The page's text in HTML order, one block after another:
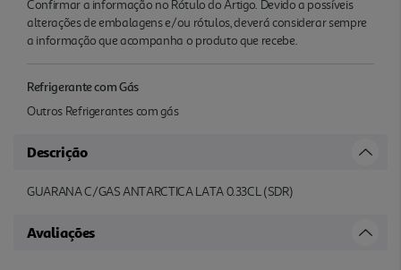
Confirmar a informação no Rótulo do Artigo. Devido a possíveis
alterações de embalagens e/ou rótulos, deverá considerar sempre
a informação que acompanha o produto que recebe.
Refrigerante com Gás
Outros Refrigerantes com gás
Descrição
GUARANA C/GAS ANTARCTICA LATA 0.33CL (SDR)
Avaliações